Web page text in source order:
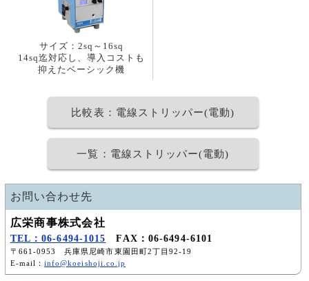
サイズ：2sq～16sq
14sq迄対応し、導入コストも
抑えたベーシック機
比較表：電線ストリッパー(電動)
一覧：電線ストリッパー(電動)
お問い合わせ先
広栄商事株式会社
TEL：06-6494-1015 FAX：06-6494-6101
〒661-0953 兵庫県尼崎市東園田町2丁目92-19
E-mail：info@koeishoji.co.jp